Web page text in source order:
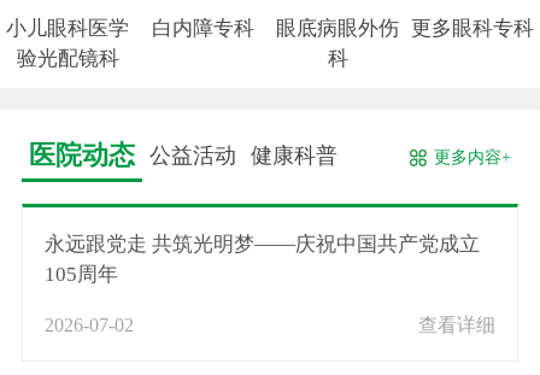
小儿眼科医学
验光配镜科
白内障专科
眼底病眼外伤
科
更多眼科专科
医院动态 公益活动 健康科普 更多内容+
永远跟党走 共筑光明梦——庆祝中国共产党成立
105周年
2026-07-02 查看详细